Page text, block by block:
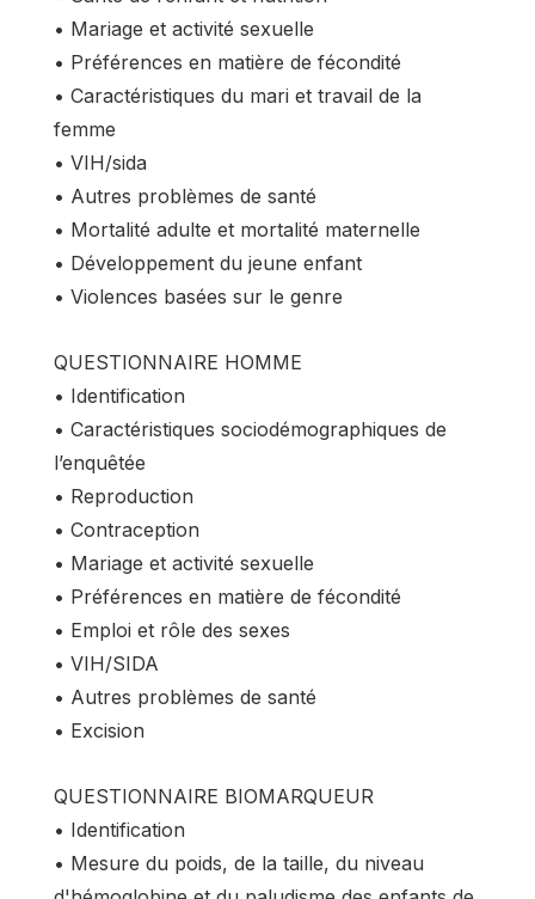
• Mariage et activité sexuelle
• Préférences en matière de fécondité
• Caractéristiques du mari et travail de la
femme
• VIH/sida
• Autres problèmes de santé
• Mortalité adulte et mortalité maternelle
• Développement du jeune enfant
• Violences basées sur le genre
QUESTIONNAIRE HOMME
• Identification
• Caractéristiques sociodémographiques de
l’enquêtée
• Reproduction
• Contraception
• Mariage et activité sexuelle
• Préférences en matière de fécondité
• Emploi et rôle des sexes
• VIH/SIDA
• Autres problèmes de santé
• Excision
QUESTIONNAIRE BIOMARQUEUR
• Identification
• Mesure du poids, de la taille, du niveau